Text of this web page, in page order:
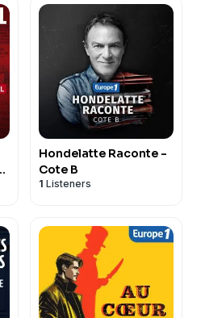
Hondelatte Raconte -
Cote B
1 Listeners